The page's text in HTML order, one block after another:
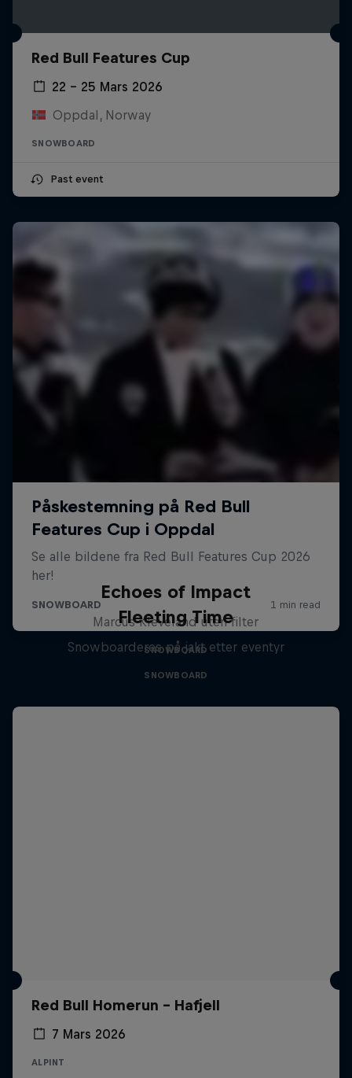
Red Bull Features Cup
22 – 25 Mars 2026
Oppdal, Norway
SNOWBOARD
Past event
Echoes of Impact
Marcus Kleveland uten filter
SNOWBOARD
Fleeting Time
Snowboarderes på jakt etter eventyr
SNOWBOARD
Red Bull Homerun - Hafjell
7 Mars 2026
ALPINT